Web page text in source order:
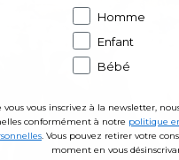
Homme
Enfant
Bébé
vous vous inscrivez à la newsletter,
conformément à notre politique
. Vous pouvez retirer votre
moment en vous